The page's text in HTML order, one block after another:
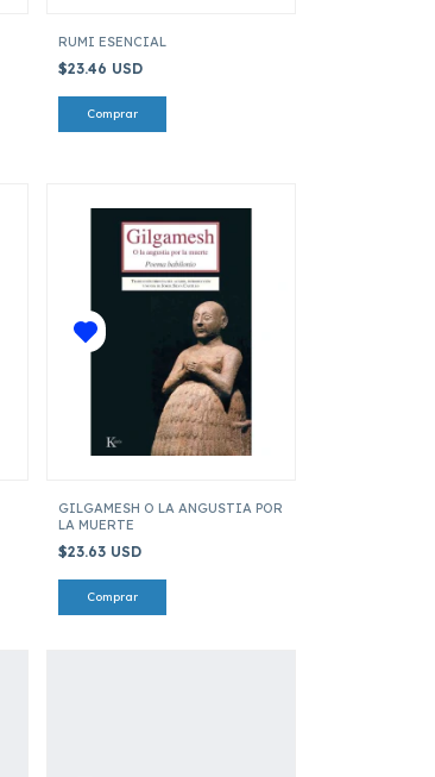
RUMI ESENCIAL
$23.46 USD
GILGAMESH O LA ANGUSTIA POR
LA MUERTE
$23.63 USD